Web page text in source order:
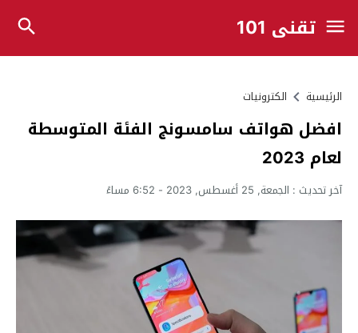
تقني 101
الرئيسية الكترونيات
افضل هواتف سامسونج الفئة المتوسطة
لعام 2023
آخر تحديث : الجمعة, 25 أغسطس, 2023 - 6:52 مساءً